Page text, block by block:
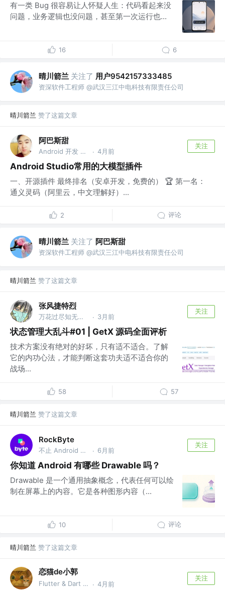
有一类 Bug 很容易让人怀疑人生：代码看起来没
问题，业务逻辑也没问题，甚至第一次运行也...
16 6
晴川箭兰 关注了 用户9542157333485
资深软件工程师 @武汉三江中电科技有限责任公司
晴川箭兰 赞了这篇文章
阿巴斯甜
Android 开发 @小淘淘 · 4月前
关注
Android Studio常用的大模型插件
一、开源插件 最终排名（安卓开发，免费的） 🏆 第一名：
通义灵码（阿里云，中文理解好）...
2 评论
晴川箭兰 关注了 阿巴斯甜
资深软件工程师 @武汉三江中电科技有限责任公司
晴川箭兰 赞了这篇文章
张风捷特烈
万花过尽知无物 @编程之王 · 3月前
关注
状态管理大乱斗#01 | GetX 源码全面评析
技术方案没有绝对的好坏，只有适不适合。了解
它的内功心法，才能判断这套功夫适不适合你的
战场...
58 57
晴川箭兰 赞了这篇文章
RockByte
不止 Android 工程师 · 6月前
关注
你知道 Android 有哪些 Drawable 吗？
Drawable 是一个通用抽象概念，代表任何可以绘
制在屏幕上的内容。它是各种图形内容（...
10 评论
晴川箭兰 赞了这篇文章
恋猫de小郭
Flutter & Dart GDE @🏆 掘金签约作者 · 4月前
关注